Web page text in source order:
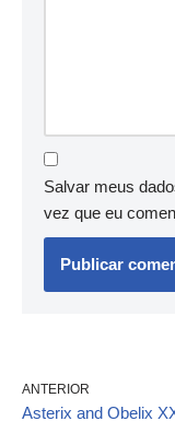
Salvar meus
vez que eu
ANTERIOR
Asterix and Obelix